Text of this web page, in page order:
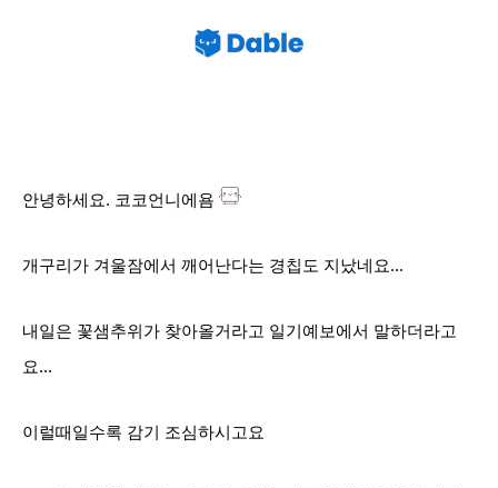
안녕하세요. 코코언니에욤
개구리가 겨울잠에서 깨어난다는 경칩도 지났네요...
내일은 꽃샘추위가 찾아올거라고 일기예보에서 말하더라고
요...
이럴때일수록 감기 조심하시고요